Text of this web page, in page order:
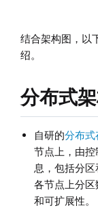
结合架构图，以
绍。
分布式
自研的分布式
节点上，由
息，包括分
各节点上分
和可扩展性。